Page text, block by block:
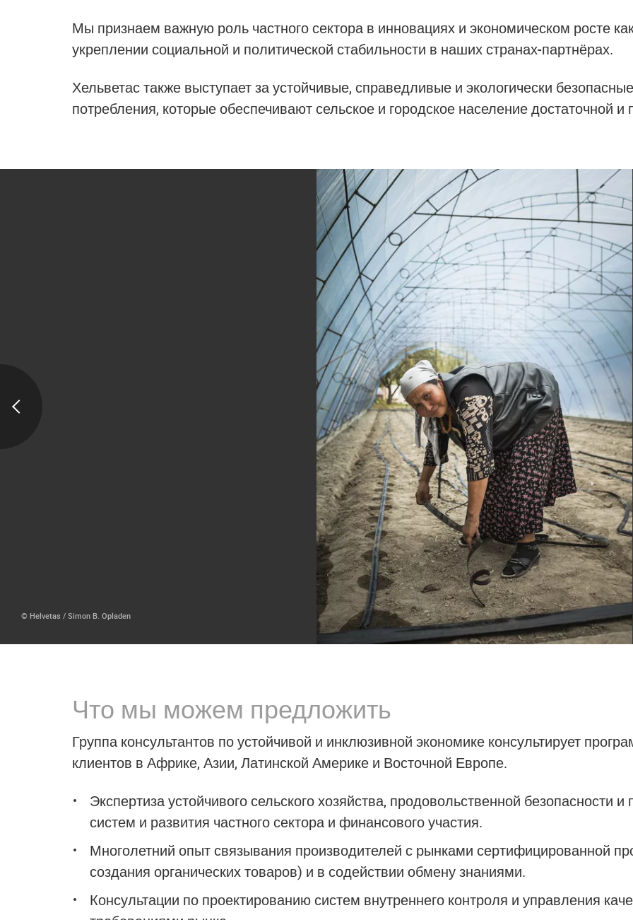
Мы признаем важную роль частного сектора в инновациях и экономическом росте
укреплении социальной и политической стабильности в наших странах-партнёрах.
Хельветас также выступает за устойчивые, справедливые и экологически
потребления, которые обеспечивают сельское и городское население достаточной
© Helvetas / Simon B. Opladen
Что мы можем предложить
Группа консультантов по устойчивой и инклюзивной экономике консультирует
клиентов в Африке, Азии, Латинской Америке и Восточной Европе.
Экспертизаустойчивого сельского хозяйства, продовольственной безопасности и
систем и развития частного сектора и финансового участия.
Многолетний опытсвязывания производителей с рынками сертифицированной
создания органических товаров) и в содействии обмену знаниями.
Консультации по проектированиюсистем внутреннего контроля и управления